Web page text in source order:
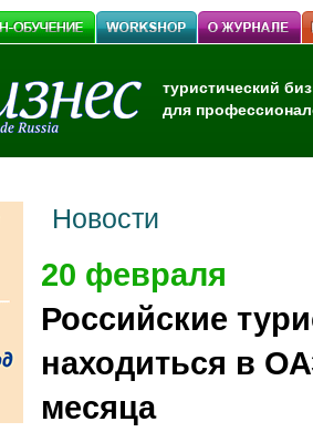
туристический
для
Новости
20 февраля
Российские
находиться в
месяца